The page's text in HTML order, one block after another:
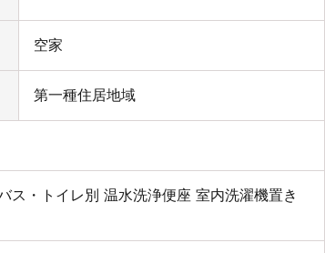
空家
第一種住居地域
ス・トイレ別 温水洗浄便座 室内洗濯機置き